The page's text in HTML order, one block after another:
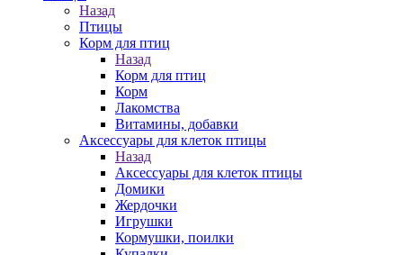
Назад
Птицы
Корм для птиц
Назад
Корм для птиц
Корм
Лакомства
Витамины, добавки
Аксессуары для клеток птицы
Назад
Аксессуары для клеток птицы
Домики
Жердочки
Игрушки
Кормушки, поилки